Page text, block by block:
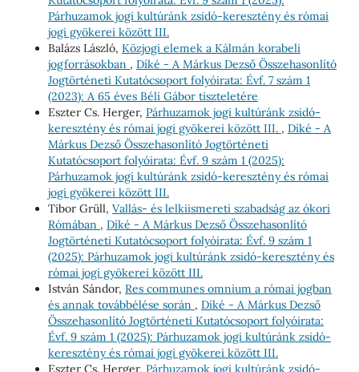
Párhuzamok jogi kultúránk zsidó-keresztény és római
jogi gyökerei között III.
Balázs László, Közjogi elemek a Kálmán korabeli
jogforrásokban , Díké - A Márkus Dezső Összehasonlító
Jogtörténeti Kutatócsoport folyóirata: Évf. 7 szám 1
(2023): A 65 éves Béli Gábor tiszteletére
Eszter Cs. Herger, Párhuzamok jogi kultúránk zsidó-
keresztény és római jogi gyökerei között III. , Díké - A
Márkus Dezső Összehasonlító Jogtörténeti
Kutatócsoport folyóirata: Évf. 9 szám 1 (2025):
Párhuzamok jogi kultúránk zsidó-keresztény és római
jogi gyökerei között III.
Tibor Grüll, Vallás- és lelkiismereti szabadság az ókori
Rómában , Díké - A Márkus Dezső Összehasonlító
Jogtörténeti Kutatócsoport folyóirata: Évf. 9 szám 1
(2025): Párhuzamok jogi kultúránk zsidó-keresztény és
római jogi gyökerei között III.
István Sándor, Res communes omnium a római jogban
és annak továbbélése során , Díké - A Márkus Dezső
Összehasonlító Jogtörténeti Kutatócsoport folyóirata:
Évf. 9 szám 1 (2025): Párhuzamok jogi kultúránk zsidó-
keresztény és római jogi gyökerei között III.
Eszter Cs. Herger, Párhuzamok jogi kultúránk zsidó-